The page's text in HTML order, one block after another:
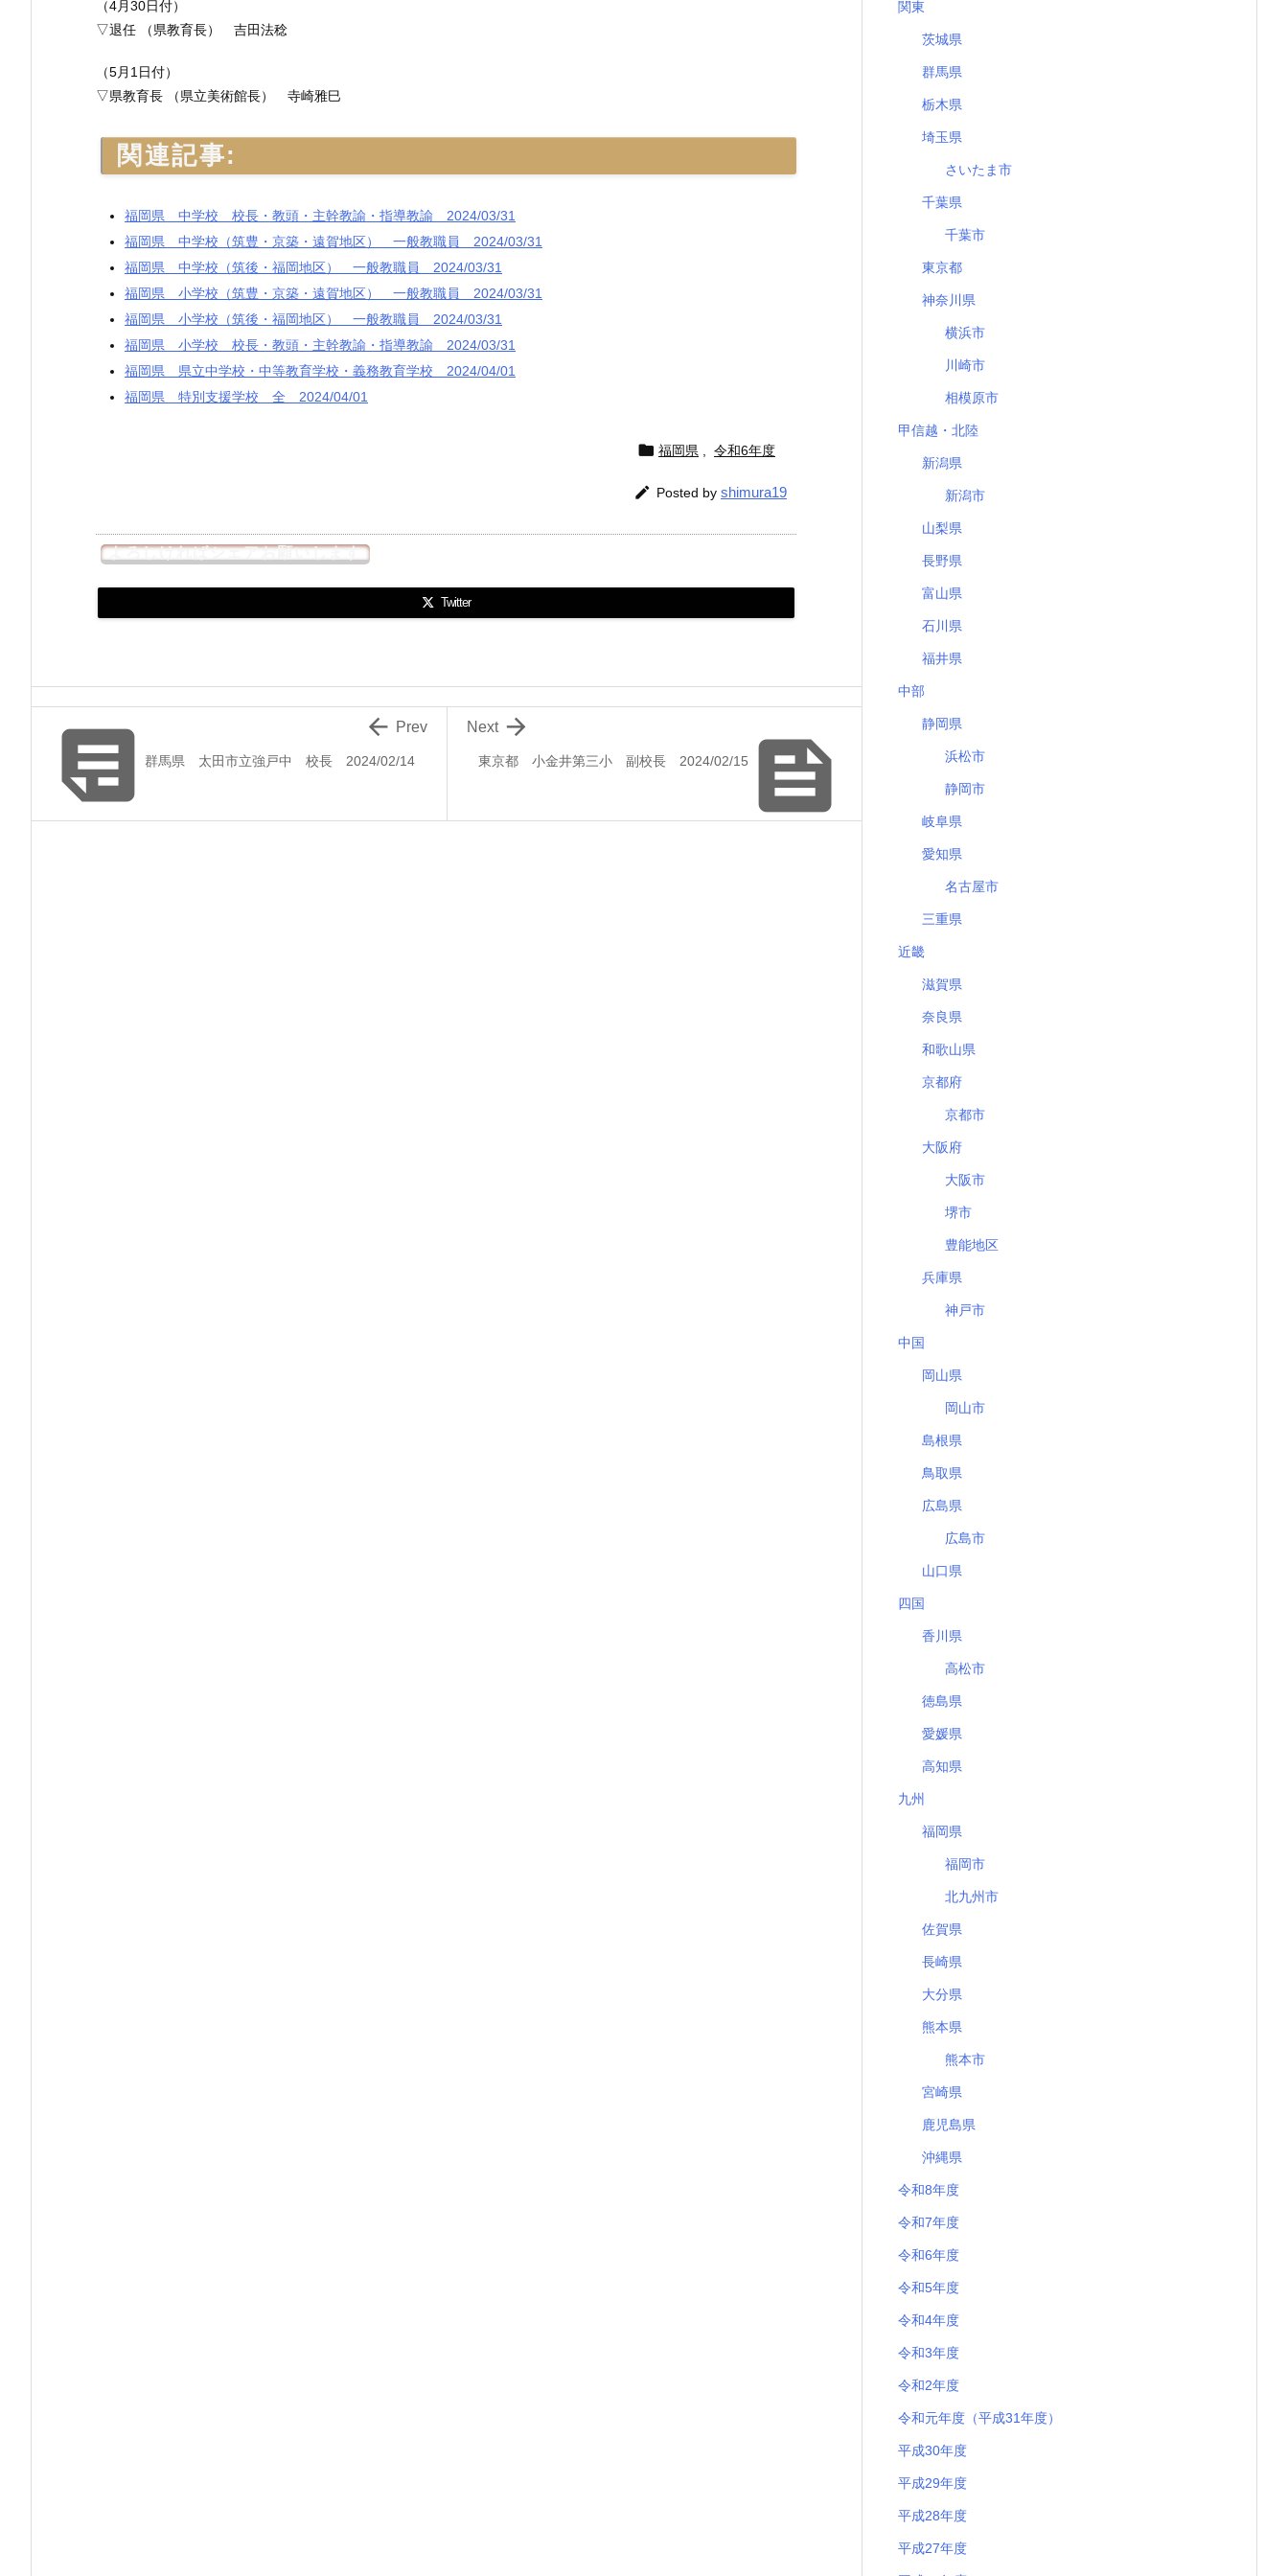
（4月30日付）
▽退任 （県教育長） 吉田法稔
（5月1日付）
▽県教育長 （県立美術館長） 寺崎雅巳
関連記事:
福岡県 中学校 校長・教頭・主幹教諭・指導教諭 2024/03/31
福岡県 中学校（筑豊・京築・遠賀地区） 一般教職員 2024/03/31
福岡県 中学校（筑後・福岡地区） 一般教職員 2024/03/31
福岡県 小学校（筑豊・京築・遠賀地区） 一般教職員 2024/03/31
福岡県 小学校（筑後・福岡地区） 一般教職員 2024/03/31
福岡県 小学校 校長・教頭・主幹教諭・指導教諭 2024/03/31
福岡県 県立中学校・中等教育学校・義務教育学校 2024/04/01
福岡県 特別支援学校 全 2024/04/01
 福岡県 令和6年度
 Posted by shimura19
よろしければシェアお願いします
Twitter

東京都 小金井第三小 副校長 2024/02/15

Next
群馬県 太田市立強戸中 校長 2024/02/14
 Prev
関東
茨城県
群馬県
栃木県
埼玉県
さいたま市
千葉県
千葉市
東京都
神奈川県
横浜市
川崎市
相模原市
甲信越・北陸
新潟県
新潟市
山梨県
長野県
富山県
石川県
福井県
中部
静岡県
浜松市
静岡市
岐阜県
愛知県
名古屋市
三重県
近畿
滋賀県
奈良県
和歌山県
京都府
京都市
大阪府
大阪市
堺市
豊能地区
兵庫県
神戸市
中国
岡山県
岡山市
島根県
鳥取県
広島県
広島市
山口県
四国
香川県
高松市
徳島県
愛媛県
高知県
九州
福岡県
福岡市
北九州市
佐賀県
長崎県
大分県
熊本県
熊本市
宮崎県
鹿児島県
沖縄県
令和8年度
令和7年度
令和6年度
令和5年度
令和4年度
令和3年度
令和2年度
令和元年度（平成31年度）
平成30年度
平成29年度
平成28年度
平成27年度